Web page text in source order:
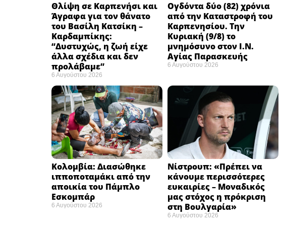
Θλίψη σε Καρπενήσι και
Άγραφα για τον θάνατο
του Βασίλη Κατσίκη –
Καρδαμπίκης:
“Δυστυχώς, η ζωή είχε
άλλα σχέδια και δεν
προλάβαμε”
6 Αυγούστου 2026
Ογδόντα δύο (82) χρόνια
από την Καταστροφή του
Καρπενησίου. Την
Κυριακή (9/8) το
μνημόσυνο στον Ι.Ν.
Αγίας Παρασκευής
6 Αυγούστου 2026
Κολομβία: Διασώθηκε
ιπποποταμάκι από την
αποικία του Πάμπλο
Εσκομπάρ ​
6 Αυγούστου 2026
Νίστρουπ: «Πρέπει να
κάνουμε περισσότερες
ευκαιρίες – Μοναδικός
μας στόχος η πρόκριση
στη Βουλγαρία» ​
6 Αυγούστου 2026